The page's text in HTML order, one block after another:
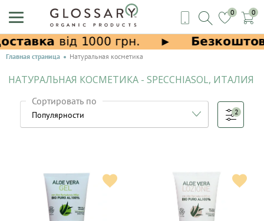
0 0
Главная страница Натуральная косметика
НАТУРАЛЬНАЯ КОСМЕТИКА - SPECCHIASOL, ИТАЛИЯ
Сортировать по
2